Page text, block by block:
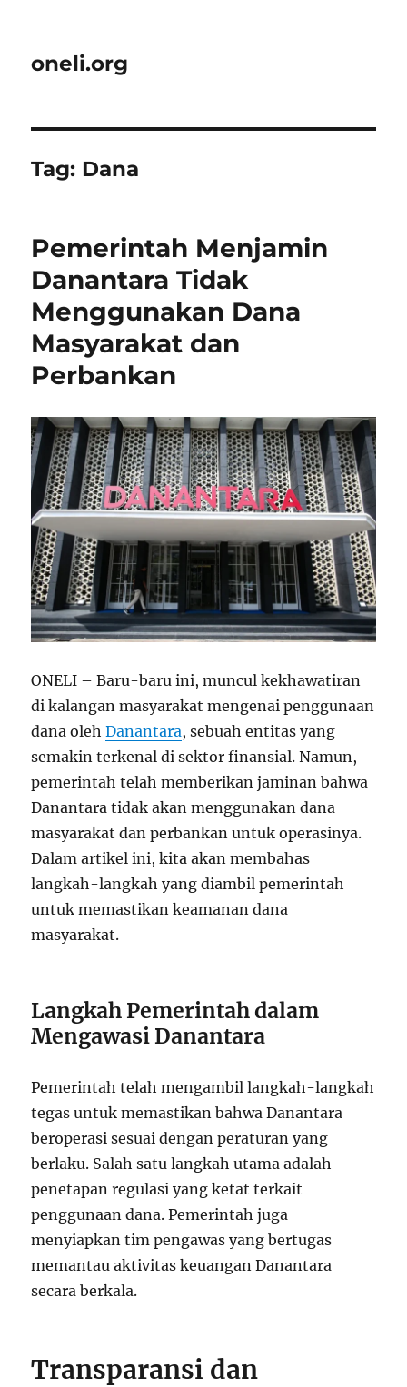
oneli.org
Tag: Dana
Pemerintah Menjamin
Danantara Tidak
Menggunakan Dana
Masyarakat dan
Perbankan
ONELI – Baru-baru ini, muncul kekhawatiran
di kalangan masyarakat mengenai penggunaan
dana olehDanantara, sebuah entitas yang
semakin terkenal di sektor finansial. Namun,
pemerintah telah memberikan jaminan bahwa
Danantara tidak akan menggunakan dana
masyarakat dan perbankan untuk operasinya.
Dalam artikel ini, kita akan membahas
langkah-langkah yang diambil pemerintah
untuk memastikan keamanan dana
masyarakat.
Langkah Pemerintah dalam
Mengawasi Danantara
Pemerintah telah mengambil langkah-langkah
tegas untuk memastikan bahwa Danantara
beroperasi sesuai dengan peraturan yang
berlaku. Salah satu langkah utama adalah
penetapan regulasi yang ketat terkait
penggunaan dana. Pemerintah juga
menyiapkan tim pengawas yang bertugas
memantau aktivitas keuangan Danantara
secara berkala.
Transparansi dan